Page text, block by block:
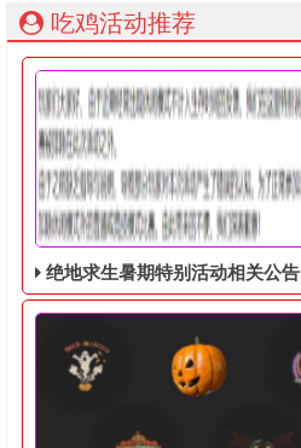
吃鸡活动推荐
绝地求生暑期特别活动相关公告